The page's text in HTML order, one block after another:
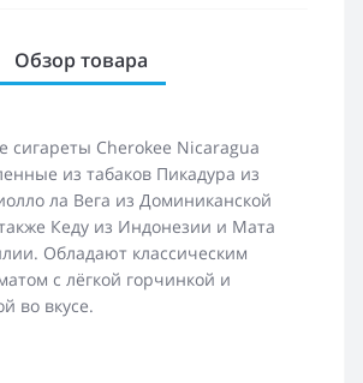
Обзор товара
сигареты Cherokee Nicaragua
из табаков Пикадура из
ла Вега из Доминиканской
Кеду из Индонезии и Мата
Обладают классическим
с лёгкой горчинкой и
во вкусе.